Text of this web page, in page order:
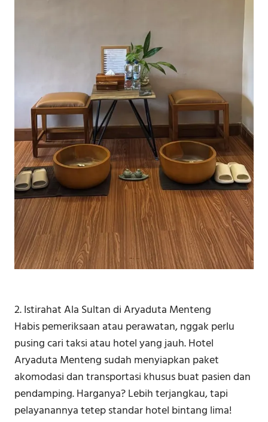
2. Istirahat Ala Sultan di Aryaduta Menteng
Habis pemeriksaan atau perawatan, nggak perlu
pusing cari taksi atau hotel yang jauh. Hotel
Aryaduta Menteng sudah menyiapkan paket
akomodasi dan transportasi khusus buat pasien dan
pendamping. Harganya? Lebih terjangkau, tapi
pelayanannya tetep standar hotel bintang lima!